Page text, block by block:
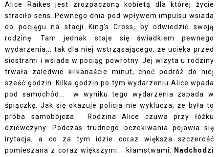
Alice Raikes jest zrozpaczoną kobietą dla której życie
straciło sens. Pewnego dnia pod wpływem impulsu wsiada
do pociągu na stacji King's Cross, by odwiedzić swoją
rodzinę. Tam jednak staje się świadkiem pewnego
wydarzenia... tak dla niej wstrząsającego, że ucieka przed
siostrami i wsiada w pociąg powrotny. Jej wizyta u rodziny
trwała zaledwie kilkanaście minut, choć podróż do niej
sześć godzin. Kilka godzin po tym wydarzeniu Alice wpada
pod samochód... w wyniku tego wydarzenia zapada w
śpiączkę. Jak się okazuje policja nie wyklucza, że była to
próba samobójcza. Rodzina Alice czuwa przy łóżku
dziewczyny. Podczas trudnego oczekiwania pojawia się
irytacja, a co za tym idzie coraz większa szczerość
pomieszana z coraz większymi... kłamstwami.
Nadchodzi